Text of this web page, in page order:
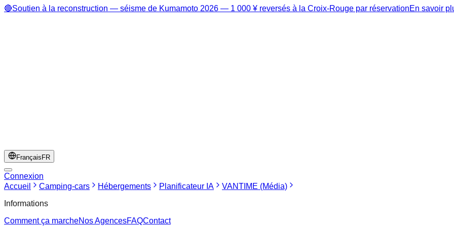
🔴Soutien à la reconstruction — séisme de Kumamoto 2026 — 1 000 ¥ reversés à la Croix-Rouge par réservationEn savoir
Français FR
Connexion
Accueil
Camping-cars Hébergements Planificateur IA
VANTIME (Média)
Informations
Comment ça marcheNos AgencesFAQContact